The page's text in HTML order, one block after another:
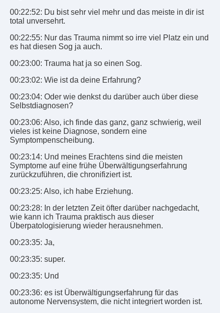
00:22:52: Du bist sehr viel mehr und das meiste in dir ist
total unversehrt.
00:22:55: Nur das Trauma nimmt so irre viel Platz ein und
es hat diesen Sog ja auch.
00:23:00: Trauma hat ja so einen Sog.
00:23:02: Wie ist da deine Erfahrung?
00:23:04: Oder wie denkst du darüber auch über diese
Selbstdiagnosen?
00:23:06: Also, ich finde das ganz, ganz schwierig, weil
vieles ist keine Diagnose, sondern eine
Symptompenscheibung.
00:23:14: Und meines Erachtens sind die meisten
Symptome auf eine frühe Überwältigungserfahrung
zurückzuführen, die chronifiziert ist.
00:23:25: Also, ich habe Erziehung.
00:23:28: In der letzten Zeit öfter darüber nachgedacht,
wie kann ich Trauma praktisch aus dieser
Überpatologisierung wieder herausnehmen.
00:23:35: Ja,
00:23:35: super.
00:23:35: Und
00:23:36: es ist Überwältigungserfahrung für das
autonome Nervensystem, die nicht integriert worden ist.